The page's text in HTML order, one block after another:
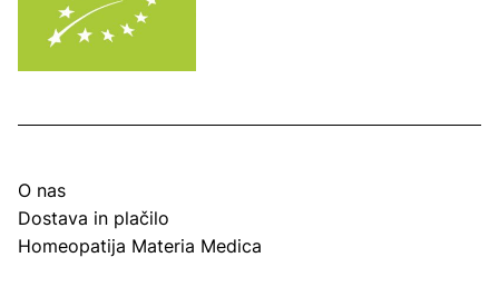
O nas
Dostava in plačilo
Homeopatija Materia Medica